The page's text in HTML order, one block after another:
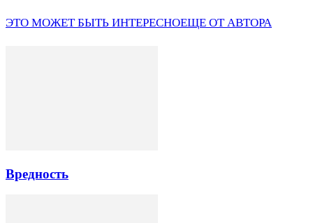
ЭТО МОЖЕТ БЫТЬ ИНТЕРЕСНОЕЩЕ ОТ АВТОРА
Вредность